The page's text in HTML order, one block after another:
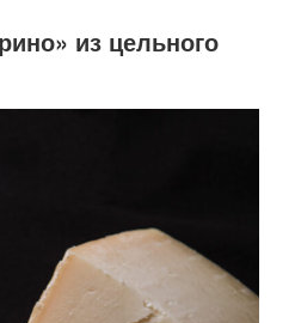
из цельного